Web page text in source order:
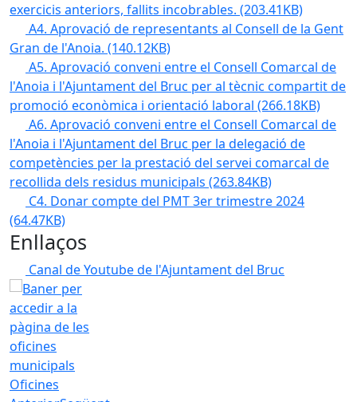
exercicis anteriors, fallits incobrables. (203.41KB)
A4. Aprovació de representants al Consell de la Gent
Gran de l'Anoia. (140.12KB)
A5. Aprovació conveni entre el Consell Comarcal de
l'Anoia i l'Ajuntament del Bruc per al tècnic compartit de
promoció econòmica i orientació laboral (266.18KB)
A6. Aprovació conveni entre el Consell Comarcal de
l'Anoia i l'Ajuntament del Bruc per la delegació de
competències per la prestació del servei comarcal de
recollida dels residus municipals (263.84KB)
C4. Donar compte del PMT 3er trimestre 2024
(64.47KB)
Enllaços
Canal de Youtube de l'Ajuntament del Bruc
Oficines